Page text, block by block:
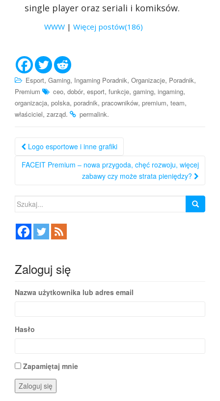
single player oraz seriali i komiksów.
WWW | Więcej postów(186)
Esport, Gaming, Ingaming Poradnik, Organizacje, Poradnik,
Premium ceo, dobór, esport, funkcje, gaming, ingaming,
organizacja, polska, poradnik, pracowników, premium, team,
właściciel, zarząd. permalink.
Nawigacja
po
Logo esportowe i inne grafiki
FACEIT Premium – nowa przygoda, chęć rozwoju, więcej
zabawy czy może strata pieniędzy?
Szukaj:
Zaloguj się
Nazwa użytkownika lub adres email
Hasło
Zapamiętaj mnie
Zaloguj się